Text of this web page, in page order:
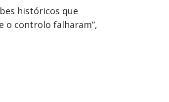
históricos que
o controlo falharam”,